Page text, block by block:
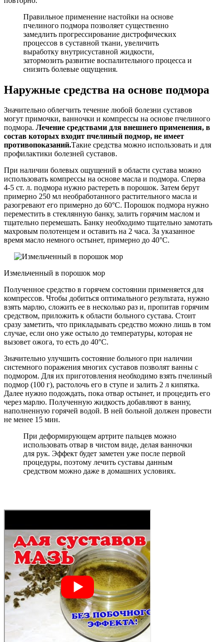
Правильное применение настойки на основе
пчелиного подмора позволяет существенно
замедлить прогрессирование дистрофических
процессов в суставной ткани, увеличить
выработку внутрисуставной жидкости,
затормозить развитие воспалительного процесса и
снизить болевые ощущения.
Наружные средства на основе подмора
Значительно облегчить течение любой болезни суставов
могут примочки, ванночки и компрессы на основе пчелиного
подмора. Лечение средствами для внешнего применения, в
состав которых входит пчелиный подмор, не имеет
противопоказаний.Такие средства можно использовать и для
профилактики болезней суставов.
При наличии болевых ощущений в области сустава можно
использовать компрессы на основе масла и подмора. Сперва
4-5 ст. л. подмора нужно растереть в порошок. Затем берут
примерно 250 мл необработанного растительного масла и
разогревают его примерно до 60°C. Порошок подмора нужно
переместить в стеклянную банку, залить горячим маслом и
тщательно перемешать. Банку необходимо тщательно замотать
махровым полотенцем и оставить на 2 часа. За указанное
время масло немного остынет, примерно до 40°C.
Измельченный в порошок мор
Полученное средство в горячем состоянии применяется для
компрессов. Чтобы добиться оптимального результата, нужно
взять марлю, сложить ее в несколько раз и, пропитав горячим
средством, приложить к области больного сустава. Стоит
сразу заметить, что прикладывать средство можно лишь в том
случае, если оно уже остыло до температуры, которая не
вызовет ожога, то есть до 40°C.
Значительно улучшить состояние больного при наличии
системного поражения многих суставов позволят ванны с
подмором. Для их приготовления необходимо взять пчелиный
подмор (100 г), растолочь его в ступе и залить 2 л кипятка.
Далее нужно подождать, пока отвар остынет, и процедить его
через марлю. Полученную жидкость добавляют в ванну,
наполненную горячей водой. В ней больной должен провести
не менее 15 мин.
При деформирующем артрите пальцев можно
использовать отвар в чистом виде, делая ванночки
для рук. Эффект будет заметен уже после первой
процедуры, поэтому лечить суставы данным
средством можно даже в домашних условиях.